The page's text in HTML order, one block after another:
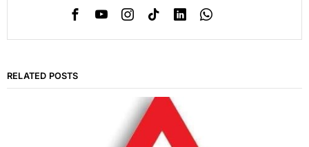
RELATED POSTS